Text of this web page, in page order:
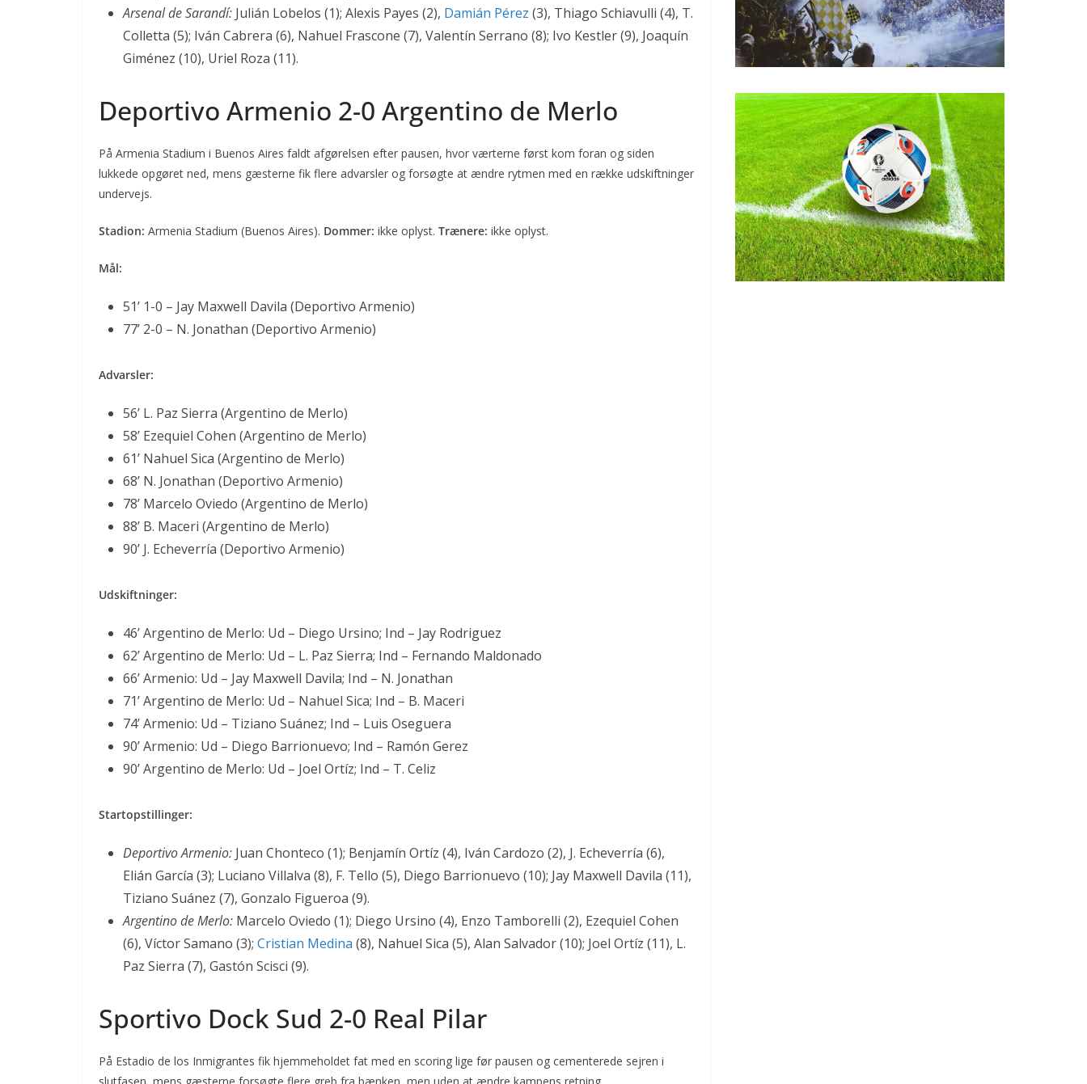
Arsenal de Sarandí: Julián Lobelos (1); Alexis Payes (2), Damián Pérez (3), Thiago Schiavulli (4), T.
Colletta (5); Iván Cabrera (6), Nahuel Frascone (7), Valentín Serrano (8); Ivo Kestler (9), Joaquín
Giménez (10), Uriel Roza (11).
Deportivo Armenio 2-0 Argentino de Merlo
På Armenia Stadium i Buenos Aires faldt afgørelsen efter pausen, hvor værterne først kom foran og siden
lukkede opgøret ned, mens gæsterne fik flere advarsler og forsøgte at ændre rytmen med en række udskiftninger
undervejs.
Stadion: Armenia Stadium (Buenos Aires). Dommer: ikke oplyst. Trænere: ikke oplyst.
Mål:
51’ 1-0 – Jay Maxwell Davila (Deportivo Armenio)
77’ 2-0 – N. Jonathan (Deportivo Armenio)
Advarsler:
56’ L. Paz Sierra (Argentino de Merlo)
58’ Ezequiel Cohen (Argentino de Merlo)
61’ Nahuel Sica (Argentino de Merlo)
68’ N. Jonathan (Deportivo Armenio)
78’ Marcelo Oviedo (Argentino de Merlo)
88’ B. Maceri (Argentino de Merlo)
90’ J. Echeverría (Deportivo Armenio)
Udskiftninger:
46’ Argentino de Merlo: Ud – Diego Ursino; Ind – Jay Rodriguez
62’ Argentino de Merlo: Ud – L. Paz Sierra; Ind – Fernando Maldonado
66’ Armenio: Ud – Jay Maxwell Davila; Ind – N. Jonathan
71’ Argentino de Merlo: Ud – Nahuel Sica; Ind – B. Maceri
74’ Armenio: Ud – Tiziano Suánez; Ind – Luis Oseguera
90’ Armenio: Ud – Diego Barrionuevo; Ind – Ramón Gerez
90’ Argentino de Merlo: Ud – Joel Ortíz; Ind – T. Celiz
Startopstillinger:
Deportivo Armenio: Juan Chonteco (1); Benjamín Ortíz (4), Iván Cardozo (2), J. Echeverría (6),
Elián García (3); Luciano Villalva (8), F. Tello (5), Diego Barrionuevo (10); Jay Maxwell Davila (11),
Tiziano Suánez (7), Gonzalo Figueroa (9).
Argentino de Merlo: Marcelo Oviedo (1); Diego Ursino (4), Enzo Tamborelli (2), Ezequiel Cohen
(6), Víctor Samano (3); Cristian Medina (8), Nahuel Sica (5), Alan Salvador (10); Joel Ortíz (11), L.
Paz Sierra (7), Gastón Scisci (9).
Sportivo Dock Sud 2-0 Real Pilar
På Estadio de los Inmigrantes fik hjemmeholdet fat med en scoring lige før pausen og cementerede sejren i